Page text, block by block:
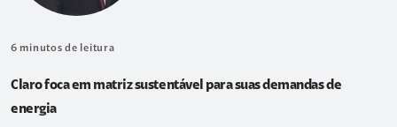
6 minutos de leitura
Claro foca em matriz sustentável para suas demandas de
energia